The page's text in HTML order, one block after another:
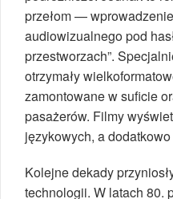
przełom —
audiowizualnego pod
przestworzach”.
otrzymały
zamontowane w suficie
pasażerów. Filmy
językowych, a
Kolejne dekady
technologii. W latach 80.